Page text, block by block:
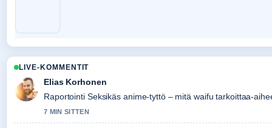
LIVE-KOMMENTIT
Elias Korhonen
Raportointi Seksikäs anime-tyttö – mitä waifu tarkoittaa-
7 MIN SITTEN